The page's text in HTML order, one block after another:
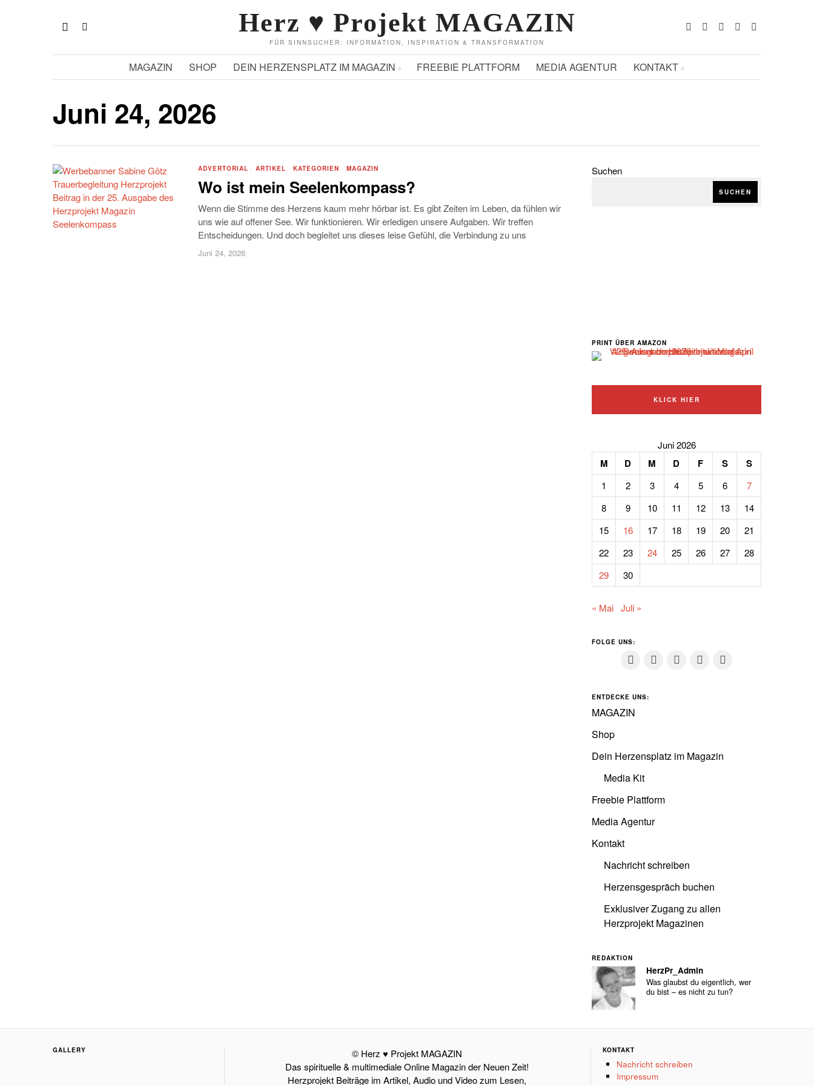
Herz ♥ Projekt MAGAZIN
FÜR SINNSUCHER: INFORMATION, INSPIRATION & TRANSFORMATION
MAGAZIN SHOP DEIN HERZENSPLATZ IM MAGAZIN FREEBIE PLATTFORM MEDIA AGENTUR KONTAKT
Juni 24, 2026
ADVERTORIAL · ARTIKEL · KATEGORIEN · MAGAZIN
Wo ist mein Seelenkompass?
Wenn die Stimme des Herzens kaum mehr hörbar ist. Es gibt Zeiten im Leben, da fühlen wir
uns wie auf offener See. Wir funktionieren. Wir erledigen unsere Aufgaben. Wir treffen
Entscheidungen. Und doch begleitet uns dieses leise Gefühl, die Verbindung zu uns
Juni 24, 2026
Suchen
SUCHEN
PRINT ÜBER AMAZON
KLICK HIER
Juni 2026
M D M D F S S
1 2 3 4 5 6
7
8
9 10 11 12 13
14
15
16 17 18 19 20
21
22
23 24 25 26 27
28
29
30
« Mai Juli »
FOLGE UNS:
ENTDECKE UNS:
MAGAZIN
Shop
Dein Herzensplatz im Magazin
Media Kit
Freebie Plattform
Media Agentur
Kontakt
Nachricht schreiben
Herzensgespräch buchen
Exklusiver Zugang zu allen
Herzprojekt Magazinen
REDAKTION
HerzPr_Admin
Was glaubst du eigentlich, wer
du bist – es nicht zu tun?
GALLERY
© Herz ♥ Projekt MAGAZIN
Das spirituelle & multimediale Online Magazin der Neuen Zeit!
Herzprojekt Beiträge im Artikel, Audio und Video zum Lesen,
KONTAKT
Nachricht schreiben
Impressum